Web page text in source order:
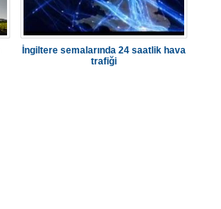
İngiltere semalarında 24 saatlik hava
trafiği